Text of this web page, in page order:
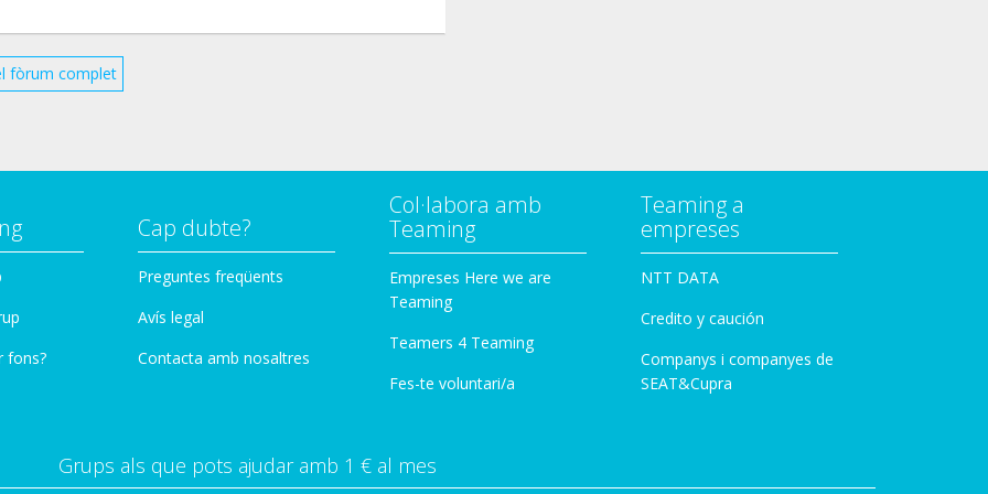
Qu'en pensez-vous ?
sur le site, je peux le faire à votre place.
fòrum complet
fons?
Cap dubte?
Preguntes freqüents
Avís legal
Contacta amb nosaltres
Col·labora amb
Teaming
Empreses Here we are
Teaming
Teamers 4 Teaming
Fes-te voluntari/a
Teaming a
empreses
NTT DATA
Credito y caución
Companys i companyes de
SEAT&Cupra
Grups als que pots ajudar amb 1 € al mes